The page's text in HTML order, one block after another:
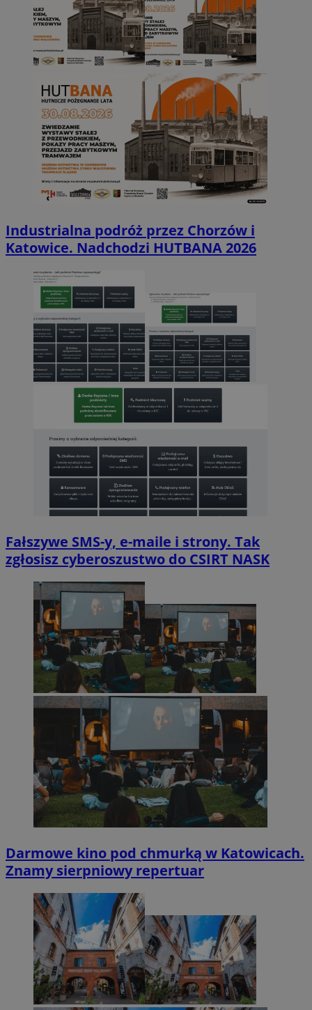
Industrialna podróż przez Chorzów i
Katowice. Nadchodzi HUTBANA 2026
Fałszywe SMS-y, e-maile i strony. Tak
zgłosisz cyberoszustwo do CSIRT NASK
Darmowe kino pod chmurką w Katowicach.
Znamy sierpniowy repertuar